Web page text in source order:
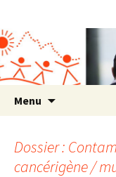
Rhône Alpes
Un environnement
la santé de tous
Menu
Dossier :
cancérigène /